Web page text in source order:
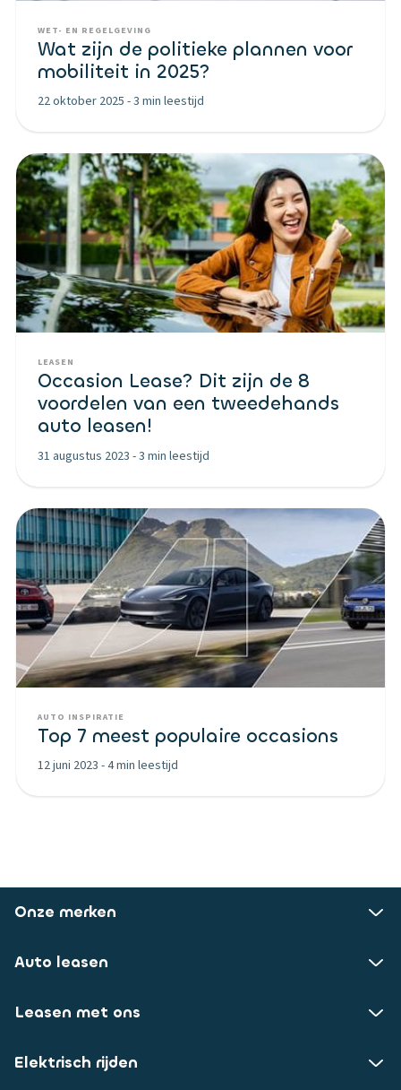
WET- EN REGELGEVING
Wat zijn de politieke plannen voor
mobiliteit in 2025?
22 oktober 2025 -3 min leestijd
LEASEN
Occasion Lease? Dit zijn de 8
voordelen van een tweedehands
auto leasen!
31 augustus 2023 -3 min leestijd
AUTO INSPIRATIE
Top 7 meest populaire occasions
12 juni 2023 -4 min leestijd
Onze merken
Auto leasen
Leasen met ons
Elektrisch rijden